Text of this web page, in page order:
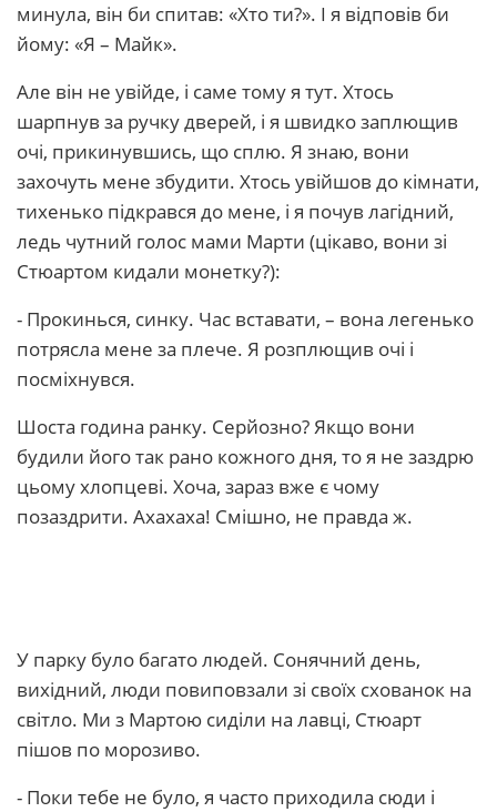
минула, він би спитав: «Хто ти?». І я відповів би
йому: «Я – Майк».
Але він не увійде, і саме тому я тут. Хтось
шарпнув за ручку дверей, і я швидко заплющив
очі, прикинувшись, що сплю. Я знаю, вони
захочуть мене збудити. Хтось увійшов до кімнати,
тихенько підкрався до мене, і я почув лагідний,
ледь чутний голос мами Марти (цікаво, вони зі
Стюартом кидали монетку?):
- Прокинься, синку. Час вставати, – вона легенько
потрясла мене за плече. Я розплющив очі і
посміхнувся.
Шоста година ранку. Серйозно? Якщо вони
будили його так рано кожного дня, то я не заздрю
цьому хлопцеві. Хоча, зараз вже є чому
позаздрити. Ахахаха! Смішно, не правда ж.
У парку було багато людей. Сонячний день,
вихідний, люди повиповзали зі своїх схованок на
світло. Ми з Мартою сиділи на лавці, Стюарт
пішов по морозиво.
- Поки тебе не було, я часто приходила сюди і